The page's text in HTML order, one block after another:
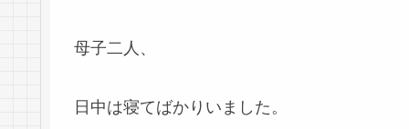
母子二人、
日中は寝てばかりいました。